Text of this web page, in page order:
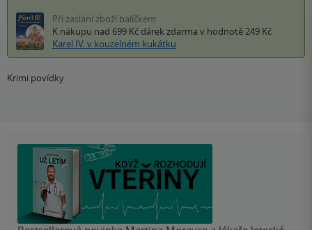
Při zaslání zboží balíčkem
K nákupu nad 699 Kč dárek zdarma v hodnotě 249 Kč
Karel IV. v kouzelném kukátku
Krimi povídky